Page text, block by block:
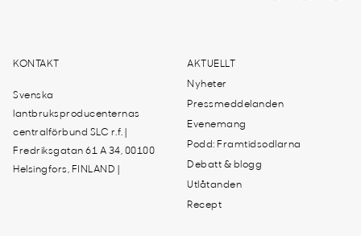
KONTAKT
Svenska
lantbruksproducenternas
centralförbund SLC r.f. |
Fredriksgatan 61 A 34, 00100
Helsingfors, FINLAND |
AKTUELLT
Nyheter
Pressmeddelanden
Evenemang
Podd: Framtidsodlarna
Debatt & blogg
Utlåtanden
Recept